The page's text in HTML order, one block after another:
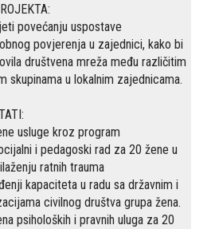
povećanju uspostave
povjerenja u zajednici, kako bi
društvena mreža među različitim
skupinama u lokalnim zajednicama.
usluge kroz program
i pedagoski rad za 20 žene u
ratnih trauma
kapaciteta u radu sa državnim i
civilnog društva grupa žena.
psiholoških i pravnih uluga za 20